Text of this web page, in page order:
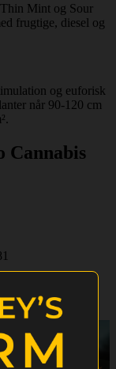
Mint og Sour
frugtige, diesel og
og euforisk
når 90-120 cm
Cannabis